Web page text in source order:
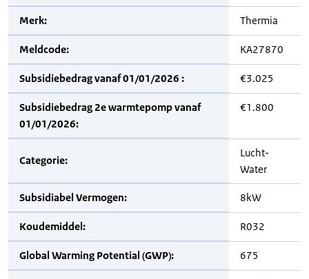
Merk: Thermia
Meldcode: KA27870
Subsidiebedrag vanaf 01/01/2026 : €3.025
Subsidiebedrag 2e warmtepomp vanaf
01/01/2026:
€1.800
Categorie:
Lucht-
Water
Subsidiabel Vermogen: 8kW
Koudemiddel: R032
Global Warming Potential (GWP): 675